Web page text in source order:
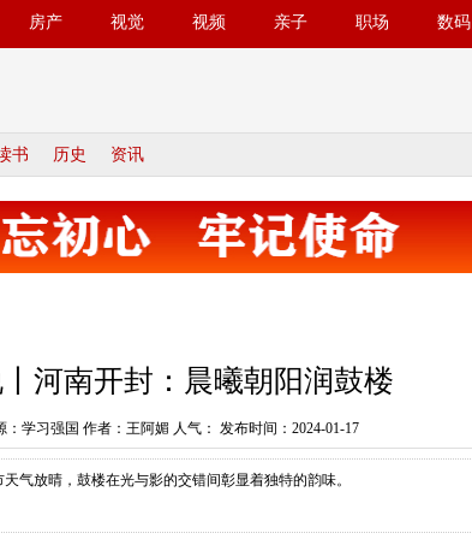
房产 视觉 视频 亲子 职场 数码
书 历史 资讯
丨河南开封：晨曦朝阳润鼓楼
：学习强国 作者：王阿媚 人气： 发布时间：2024-01-17
气放晴，鼓楼在光与影的交错间彰显着独特的韵味。